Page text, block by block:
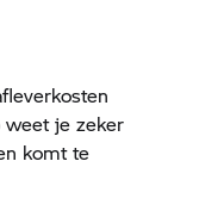
je zeker
komt te